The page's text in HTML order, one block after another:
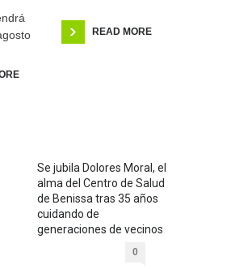
READ MORE
Se jubila Dolores Moral, el
alma del Centro de Salud
de Benissa tras 35 años
cuidando de
generaciones de vecinos
0